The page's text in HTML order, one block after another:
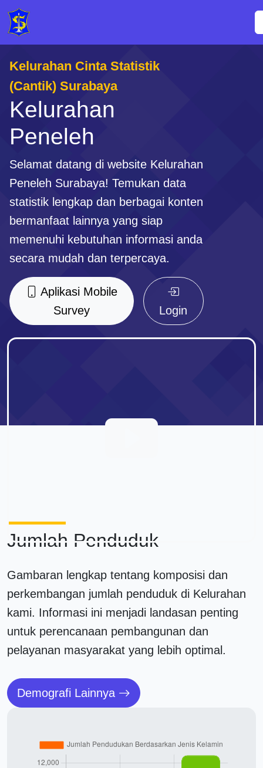
Kelurahan Cinta Statistik
(Cantik) Surabaya
Kelurahan
Peneleh
Selamat datang di website Kelurahan
Peneleh Surabaya! Temukan data
statistik lengkap dan berbagai konten
bermanfaat lainnya yang siap
memenuhi kebutuhan informasi anda
secara mudah dan terpercaya.
Aplikasi Mobile
Survey
Login
Jumlah Penduduk
Gambaran lengkap tentang komposisi dan
perkembangan jumlah penduduk di Kelurahan
kami. Informasi ini menjadi landasan penting
untuk perencanaan pembangunan dan
pelayanan masyarakat yang lebih optimal.
Demografi Lainnya